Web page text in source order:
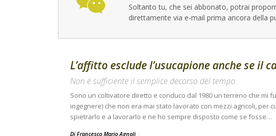
Soltanto tu, che sei abbonato, potrai
direttamente via e-mail prima ancora della
L’affitto esclude l’usucapione anche se il
Non è sufficiente il semplice decorso del tempo
Sono un coltivatore diretto e conduco dal 1980 un terreno che mi
ingegnere) che non era mai stato lavorato con mezzi agricoli, per
spietrarlo e a lavorarlo e ne ho sempre disposto come se fosse…
Di Francesco Mario Agnoli -